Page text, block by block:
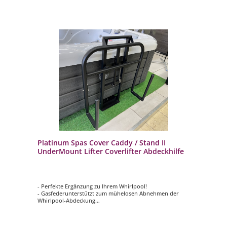
Platinum Spas Cover Caddy / Stand II
UnderMount Lifter Coverlifter Abdeckhilfe
- Perfekte Ergänzung zu Ihrem Whirlpool!
- Gasfederunterstützt zum mühelosen Abnehmen der
Whirlpool-Abdeckung